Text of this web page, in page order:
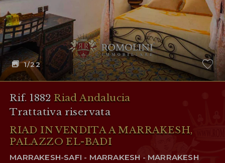
1/22
Rif. 1882 Riad Andalucia
Trattativa riservata
RIAD IN VENDITA A MARRAKESH,
PALAZZO EL-BADI
MARRAKESH-SAFI - MARRAKESH - MARRAKESH